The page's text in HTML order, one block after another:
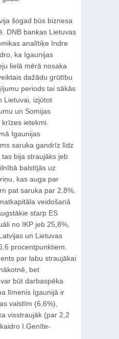
šogad būs biznesa
DNB bankas Lietuvas
analītiķe Indre
ka Igaunijas
lielā mērā nosaka
dažādu grūtību
periods tai sākās
Lietuvai, izjūtot
un Somijas
ietekmi.
Igaunijas
saruka gandrīz līdz
bija straujāks jeb
balstījās uz
kas auga par
pat saruka par 2,8%.
veidošanā
starp ES
no IKP jeb 25,8%,
un Lietuvas
procentpunktiem.
par labu straujākai
bet
būt darbaspēka
līmenis Igaunijā ir
valstīm (6,6%),
visstraujāk (par 2,2
I.Genīte-